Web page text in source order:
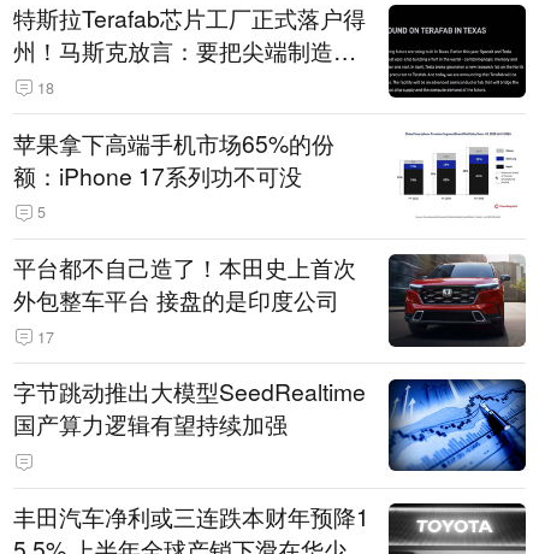
特斯拉Terafab芯片工厂正式落户得
州！马斯克放言：要把尖端制造带
回美国
18
苹果拿下高端手机市场65%的份
额：iPhone 17系列功不可没
5
平台都不自己造了！本田史上首次
外包整车平台 接盘的是印度公司
17
字节跳动推出大模型SeedRealtime
国产算力逻辑有望持续加强
丰田汽车净利或三连跌本财年预降1